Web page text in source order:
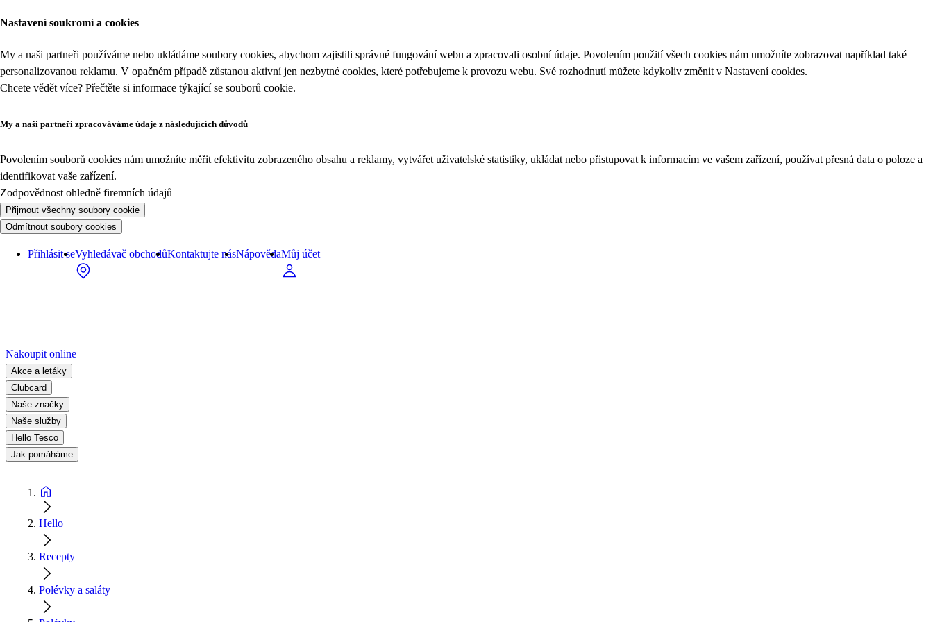
Nastavení soukromí a cookies
My a naši partneři používáme nebo ukládáme soubory cookies, abychom zajistili správné fungování webu a zpracovali osobní údaje. Povolením použití všech cookies nám umožníte zobrazovat například také
personalizovanou reklamu. V opačném případě zůstanou aktivní jen nezbytné cookies, které potřebujeme k provozu webu. Své rozhodnutí můžete kdykoliv změnit v Nastavení cookies.
Chcete vědět více? Přečtěte si informace týkající se souborů cookie.
My a naši partneři zpracováváme údaje z následujících důvodů
Povolením souborů cookies nám umožníte měřit efektivitu zobrazeného obsahu a reklamy, vytvářet uživatelské statistiky, ukládat nebo přistupovat k informacím ve vašem zařízení, používat přesná data o poloze a
identifikovat vaše zařízení.
Zodpovědnost ohledně firemních údajů
Přijmout všechny soubory cookie
Odmítnout soubory cookies
Přihlásit seVyhledávač obchodůKontaktujte násNápovědaMůj účet
Nakoupit online
Akce a letáky
Clubcard
Naše značky
Naše služby
Hello Tesco
Jak pomáháme
Hello
Recepty
Polévky a saláty